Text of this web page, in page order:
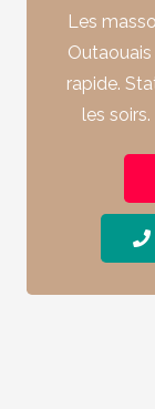
Les
rapide.
les soirs.